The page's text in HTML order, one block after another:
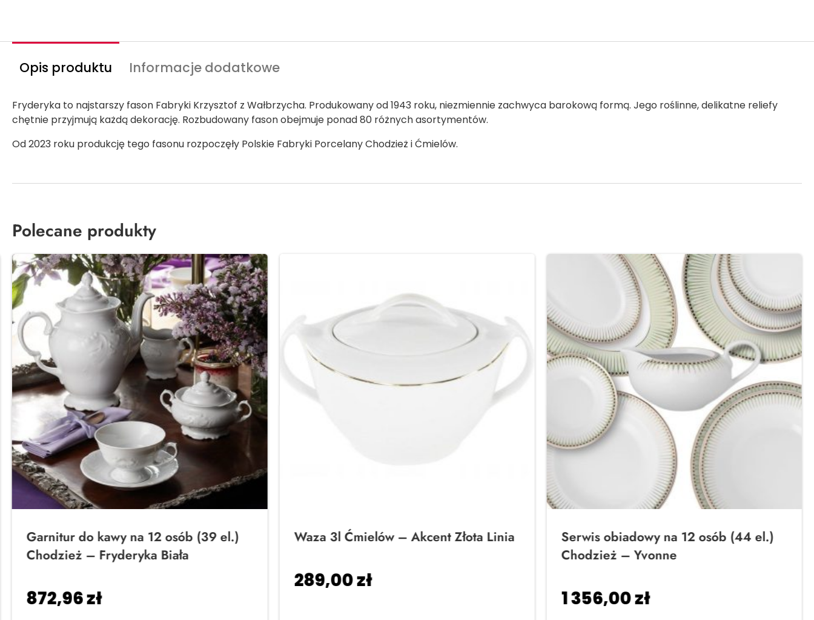
Opis produktu Informacje dodatkowe
Fryderyka to najstarszy fason Fabryki Krzysztof z Wałbrzycha. Produkowany od 1943 roku, niezmiennie zachwyca barokową formą. Jego roślinne, delikatne reliefy
chętnie przyjmują każdą dekorację. Rozbudowany fason obejmuje ponad 80 różnych asortymentów.
Od 2023 roku produkcję tego fasonu rozpoczęły Polskie Fabryki Porcelany Chodzież i Ćmielów.
Polecane produkty
Garnitur do kawy na 12 osób (39 el.)
Chodzież – Fryderyka Biała
872,96zł
Waza 3l Ćmielów – Akcent Złota Linia
289,00zł
Serwis obiadowy na 12 osób (44 el.)
Chodzież – Yvonne
1 356,00zł